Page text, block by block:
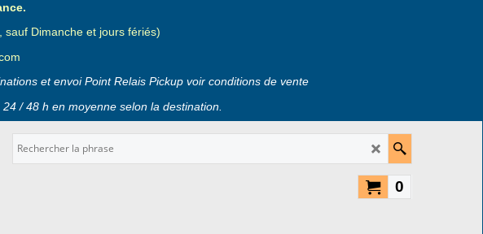
Dimanche et jours fériés)
et envoi Point Relais Pickup voir conditions de vente
/ 48 h en moyenne selon la destination.
0